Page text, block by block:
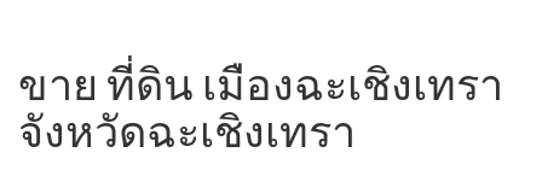
ขาย ที่ดิน เมืองฉะเชิงเทรา
จังหวัดฉะเชิงเทรา